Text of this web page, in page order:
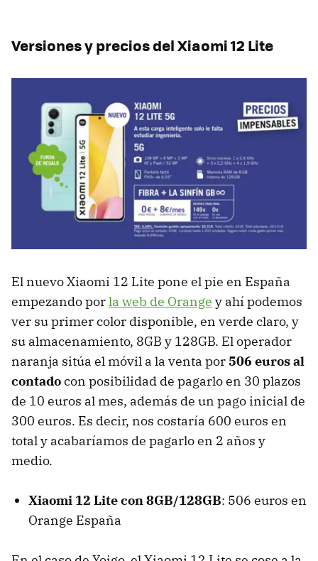
Versiones y precios del Xiaomi 12 Lite
El nuevo Xiaomi 12 Lite pone el pie en España
empezando porla web de Orange y ahí podemos
ver su primer color disponible, en verde claro, y
su almacenamiento, 8GB y 128GB. El operador
naranja sitúa el móvil a la venta por506 euros al
contadocon posibilidad de pagarlo en 30 plazos
de 10 euros al mes, además de un pago inicial de
300 euros. Es decir, nos costaría 600 euros en
total y acabaríamos de pagarlo en 2 años y
medio.
Xiaomi 12 Lite con 8GB/128GB: 506 euros en
Orange España